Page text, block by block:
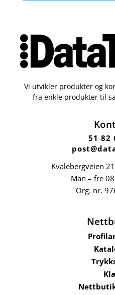
Vi utvikler produkter og
fra enkle produkter til
51 82
Kvalebergveien 21
Man – fre
Org. nr.